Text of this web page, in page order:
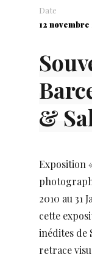
Date
12 novembre
&
Exposition
2010 au 31
cette
inédites de
retrace